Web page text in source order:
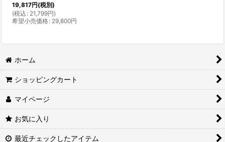
19,817円(税別)
(税込 : 21,799円)
希望小売価格: 29,800円
ホーム
ショッピングカート
マイページ
お気に入り
最近チェックしたアイテム